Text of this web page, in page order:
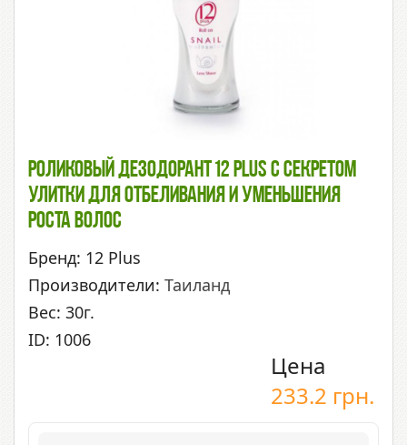
Роликовый Дезодорант 12 Plus С Секретом
Улитки Для Отбеливания И Уменьшения
Роста Волос
Бренд: 12 Plus
Производители: Таиланд
Вес: 30г.
ID: 1006
Цена
233.2 грн.